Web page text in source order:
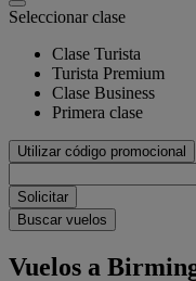
Seleccionar clase
Clase Turista
Turista Premium
Clase Business
Primera clase
Utilizar código promocional
Solicitar
Buscar vuelos
Vuelos a